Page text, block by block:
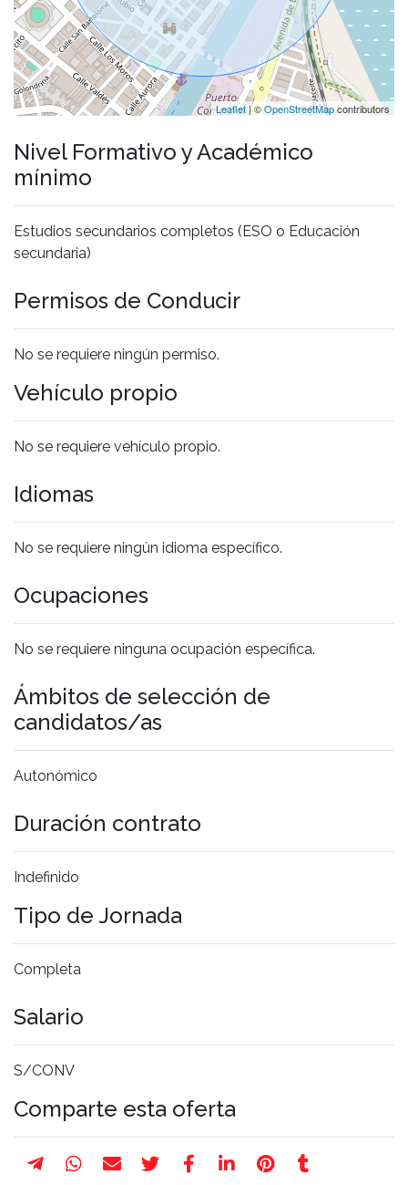
Leaflet | ©OpenStreetMapcontributors
Nivel Formativo y Académico
mínimo
Estudios secundarios completos (ESO o Educación
secundaria)
Permisos de Conducir
No se requiere ningún permiso.
Vehículo propio
No se requiere vehículo propio.
Idiomas
No se requiere ningún idioma específico.
Ocupaciones
No se requiere ninguna ocupación específica.
Ámbitos de selección de
candidatos/as
Autonómico
Duración contrato
Indefinido
Tipo de Jornada
Completa
Salario
S/CONV
Comparte esta oferta